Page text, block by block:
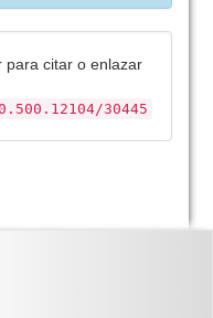
para citar o enlazar
30445